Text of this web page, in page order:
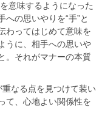
意味するようになった
の思いやりを“手”と
わってはじめて意味を
うに、相手への思いや
。それがマナーの本質
なる点を見つけて装い
て、心地よい関係性を